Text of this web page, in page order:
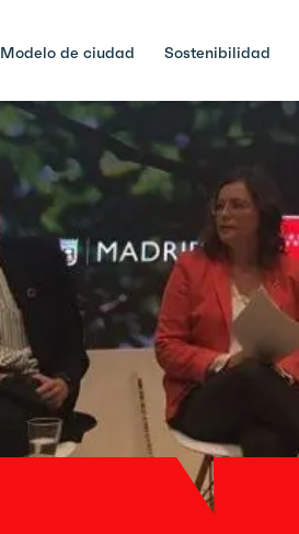
Modelo de ciudad Sostenibilidad